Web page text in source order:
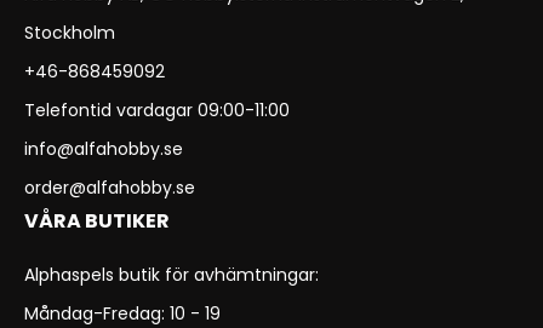
Stockholm
+46-868459092
Telefontid vardagar 09:00-11:00
info@alfahobby.se
order@alfahobby.se
VÅRA BUTIKER
Alphaspels butik för avhämtningar:
Måndag-Fredag: 10 - 19